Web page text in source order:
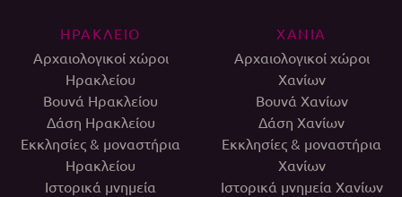
ΗΡΑΚΛΕΙΟ
Αρχαιολογικοί χώροι
Ηρακλείου
Βουνά Ηρακλείου
Δάση Ηρακλείου
Εκκλησίες & μοναστήρια
Ηρακλείου
Ιστορικά μνημεία
ΧΑΝΙΑ
Αρχαιολογικοί χώροι
Χανίων
Βουνά Χανίων
Δάση Χανίων
Εκκλησίες & μοναστήρια
Χανίων
Ιστορικά μνημεία Χανίων